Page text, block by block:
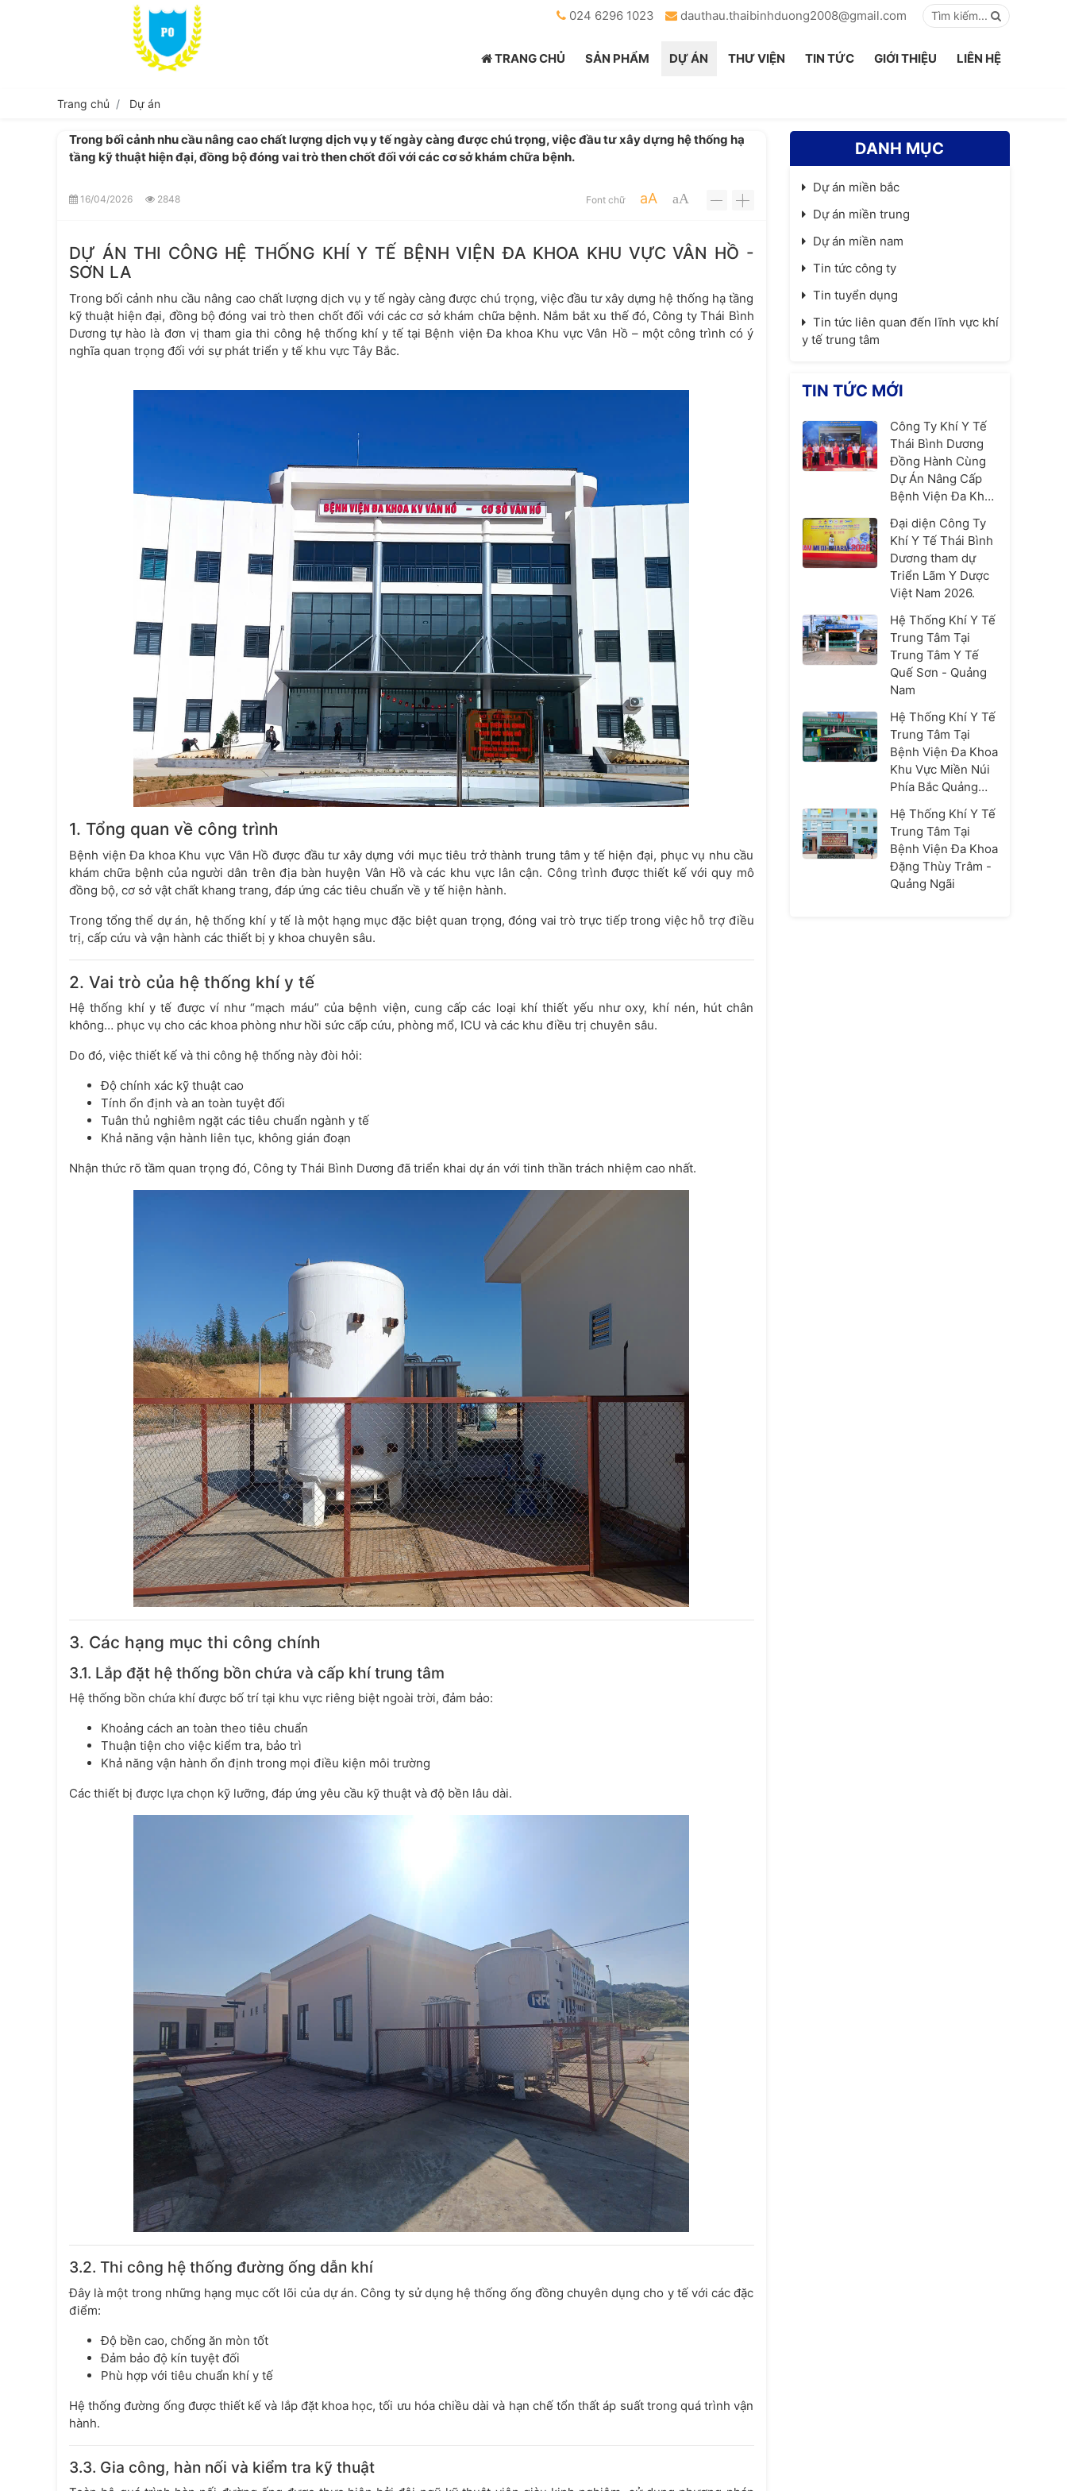
024 6296 1023 dauthau.thaibinhduong2008@gmail.com Tìm kiếm...
TRANG CHỦ SẢN PHẨM DỰ ÁN THƯ VIỆN TIN TỨC GIỚI THIỆU LIÊN HỆ
Trang chủ Dự án
Trong bối cảnh nhu cầu nâng cao chất lượng dịch vụ y tế ngày càng được chú trọng, việc đầu tư xây dựng hệ thống hạ
tầng kỹ thuật hiện đại, đồng bộ đóng vai trò then chốt đối với các cơ sở khám chữa bệnh.
16/04/2026 2848 Font chữ aA aA - +
DỰ ÁN THI CÔNG HỆ THỐNG KHÍ Y TẾ BỆNH VIỆN ĐA KHOA KHU VỰC VÂN HỒ -
SƠN LA
Trong bối cảnh nhu cầu nâng cao chất lượng dịch vụ y tế ngày càng được chú trọng, việc đầu tư xây dựng hệ thống hạ tầng
kỹ thuật hiện đại, đồng bộ đóng vai trò then chốt đối với các cơ sở khám chữa bệnh. Nắm bắt xu thế đó, Công ty Thái Bình
Dương tự hào là đơn vị tham gia thi công hệ thống khí y tế tại Bệnh viện Đa khoa Khu vực Vân Hồ – một công trình có ý
nghĩa quan trọng đối với sự phát triển y tế khu vực Tây Bắc.
1. Tổng quan về công trình
Bệnh viện Đa khoa Khu vực Vân Hồ được đầu tư xây dựng với mục tiêu trở thành trung tâm y tế hiện đại, phục vụ nhu cầu
khám chữa bệnh của người dân trên địa bàn huyện Vân Hồ và các khu vực lân cận. Công trình được thiết kế với quy mô
đồng bộ, cơ sở vật chất khang trang, đáp ứng các tiêu chuẩn về y tế hiện hành.
Trong tổng thể dự án, hệ thống khí y tế là một hạng mục đặc biệt quan trọng, đóng vai trò trực tiếp trong việc hỗ trợ điều
trị, cấp cứu và vận hành các thiết bị y khoa chuyên sâu.
2. Vai trò của hệ thống khí y tế
Hệ thống khí y tế được ví như “mạch máu” của bệnh viện, cung cấp các loại khí thiết yếu như oxy, khí nén, hút chân
không… phục vụ cho các khoa phòng như hồi sức cấp cứu, phòng mổ, ICU và các khu điều trị chuyên sâu.
Do đó, việc thiết kế và thi công hệ thống này đòi hỏi:
Độ chính xác kỹ thuật cao
Tính ổn định và an toàn tuyệt đối
Tuân thủ nghiêm ngặt các tiêu chuẩn ngành y tế
Khả năng vận hành liên tục, không gián đoạn
Nhận thức rõ tầm quan trọng đó, Công ty Thái Bình Dương đã triển khai dự án với tinh thần trách nhiệm cao nhất.
3. Các hạng mục thi công chính
3.1. Lắp đặt hệ thống bồn chứa và cấp khí trung tâm
Hệ thống bồn chứa khí được bố trí tại khu vực riêng biệt ngoài trời, đảm bảo:
Khoảng cách an toàn theo tiêu chuẩn
Thuận tiện cho việc kiểm tra, bảo trì
Khả năng vận hành ổn định trong mọi điều kiện môi trường
Các thiết bị được lựa chọn kỹ lưỡng, đáp ứng yêu cầu kỹ thuật và độ bền lâu dài.
3.2. Thi công hệ thống đường ống dẫn khí
Đây là một trong những hạng mục cốt lõi của dự án. Công ty sử dụng hệ thống ống đồng chuyên dụng cho y tế với các đặc
điểm:
Độ bền cao, chống ăn mòn tốt
Đảm bảo độ kín tuyệt đối
Phù hợp với tiêu chuẩn khí y tế
Hệ thống đường ống được thiết kế và lắp đặt khoa học, tối ưu hóa chiều dài và hạn chế tổn thất áp suất trong quá trình vận
hành.
3.3. Gia công, hàn nối và kiểm tra kỹ thuật
DANH MỤC
Dự án miền bắc
Dự án miền trung
Dự án miền nam
Tin tức công ty
Tin tuyển dụng
Tin tức liên quan đến lĩnh vực khí
y tế trung tâm
TIN TỨC MỚI
Công Ty Khí Y Tế
Thái Bình Dương
Đồng Hành Cùng
Dự Án Nâng Cấp
Bệnh Viện Đa Khoa
Phần Nâng Cao
Chất Lượng Y Tế
Thủ Đô
Đại diện Công Ty
Khí Y Tế Thái Bình
Dương tham dự
Triển Lãm Y Dược
Việt Nam 2026.
Hệ Thống Khí Y Tế
Trung Tâm Tại
Trung Tâm Y Tế
Quế Sơn - Quảng
Nam
Hệ Thống Khí Y Tế
Trung Tâm Tại
Bệnh Viện Đa Khoa
Khu Vực Miền Núi
Phía Bắc Quảng
Hệ Thống Khí Y Tế
Trung Tâm Tại
Bệnh Viện Đa Khoa
Đặng Thùy Trâm -
Quảng Ngãi